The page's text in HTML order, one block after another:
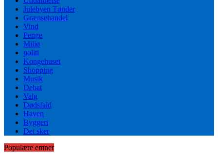
Julebyen Tønder
Grænsehandel
Vind
Penge
Miljø
politi
Kongehuset
Shopping
Musik
Debat
Valg
Dødsfald
Haven
Byggeri
Det sker
Populære emner